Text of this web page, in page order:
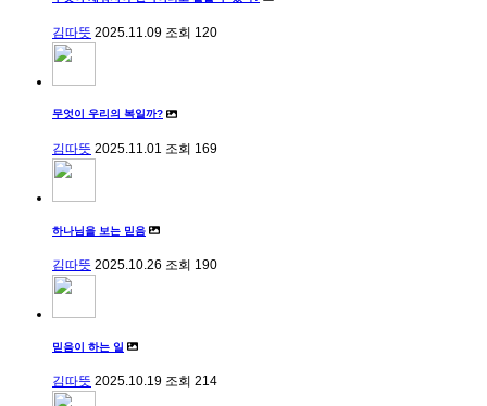
김따뜻 2025.11.09 조회 120
무엇이 우리의 복일까?
김따뜻 2025.11.01 조회 169
하나님을 보는 믿음
김따뜻 2025.10.26 조회 190
믿음이 하는 일
김따뜻 2025.10.19 조회 214